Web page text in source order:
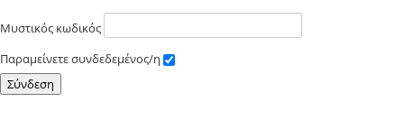
Μυστικός κωδικός
Παραμείνετε συνδεδεμένος/η